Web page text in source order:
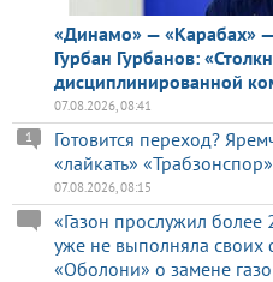
«Динамо» — «Карабах»
Гурбан Гурбанов:
дисциплинированной
07.08.2026, 08:41
Готовится переход?
«лайкать» «Трабзонспор»
1
07.08.2026, 08:15
«Газон прослужил более
уже не выполняла своих
«Оболони» о замене